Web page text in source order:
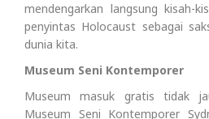
mendengarkan langsung kisah-
penyintas Holocaust sebagai
dunia kita.
Museum Seni Kontemporer
Museum masuk gratis tidak
Museum Seni Kontemporer